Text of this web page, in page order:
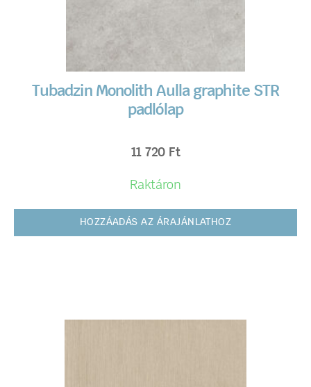
Tubadzin Monolith Aulla graphite STR
padlólap
11 720 Ft
Raktáron
HOZZÁADÁS AZ ÁRAJÁNLATHOZ